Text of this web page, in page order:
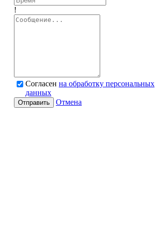
!
Согласен на обработку персональных
данных
Отправить Отмена